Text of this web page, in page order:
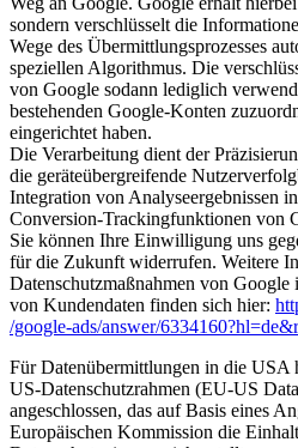
sondern verschlüsselt die
Wege des Übermittlungsprozesses
speziellen Algorithmus. Die
von Google sodann lediglich
bestehenden Google-Konten
eingerichtet haben.
Die Verarbeitung dient der
die geräteübergreifende
Integration von Analyseergebnissen
Conversion-Trackingfunktionen von
Sie können Ihre Einwilligung uns
für die Zukunft widerrufen. Weitere
Datenschutzmaßnahmen von
von Kundendaten finden sich hier:
/google-ads/answer/6334160?hl=de
Für Datenübermittlungen in die USA
US-Datenschutzrahmen (EU-US
angeschlossen, das auf Basis eines
Europäischen Kommission die